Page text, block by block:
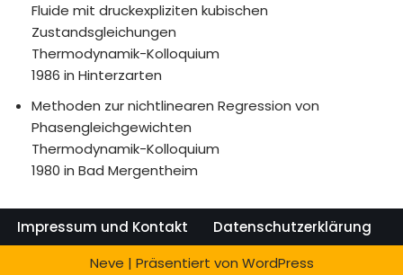
Fluide mit druckexpliziten kubischen
Zustandsgleichungen
Thermodynamik-Kolloquium
1986 in Hinterzarten
Methoden zur nichtlinearen Regression von
Phasengleichgewichten
Thermodynamik-Kolloquium
1980 in Bad Mergentheim
Impressum und Kontakt
Datenschutzerklärung
Neve | Präsentiert von WordPress